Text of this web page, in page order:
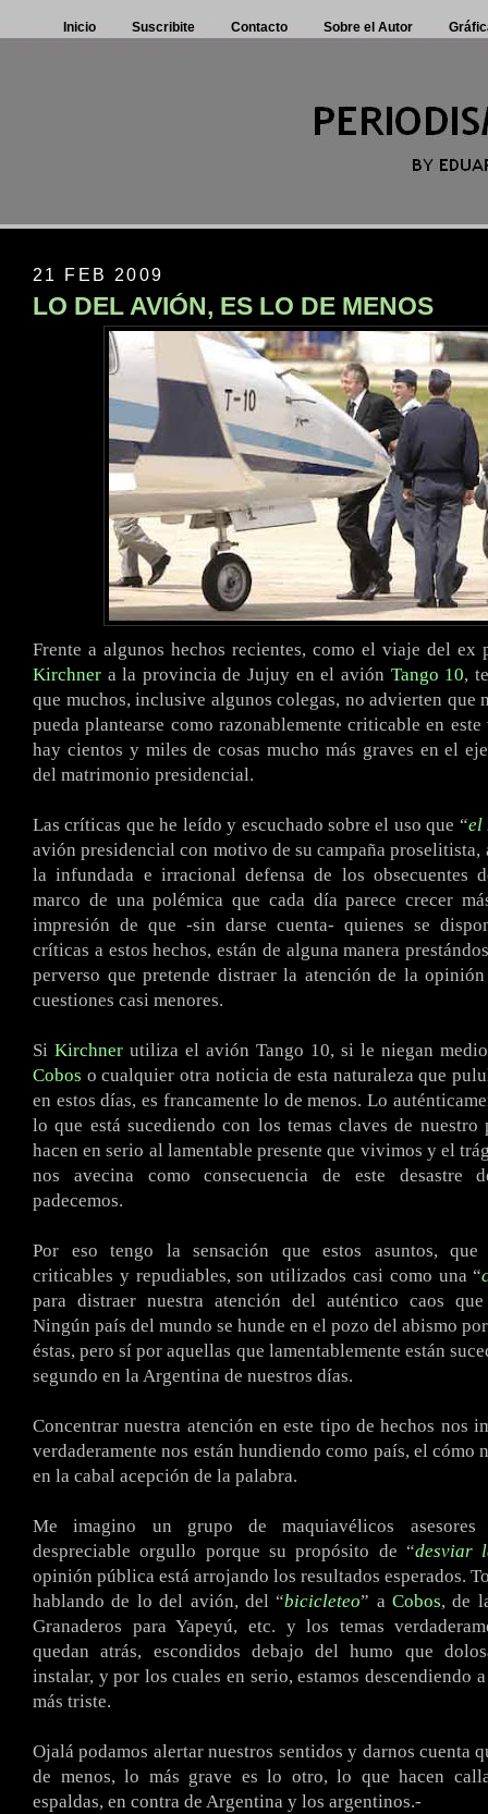
Inicio Suscribite Contacto Sobre el Autor
21 FEB 2009
LO DEL AVIÓN, ES LO DE MENOS
Frente a algunos hechos recientes, como el viaje del ex
Kirchner a la provincia de Jujuy en el avión Tango 10,
que muchos, inclusive algunos colegas, no advierten que
pueda plantearse como razonablemente criticable en este
hay cientos y miles de cosas mucho más graves en el
del matrimonio presidencial.
Las críticas que he leído y escuchado sobre el uso que “el
avión presidencial con motivo de su campaña proselitista,
la infundada e irracional defensa de los obsecuentes
marco de una polémica que cada día parece crecer
impresión de que -sin darse cuenta- quienes se
críticas a estos hechos, están de alguna manera
perverso que pretende distraer la atención de la
cuestiones casi menores.
Si Kirchner utiliza el avión Tango 10, si le niegan
Cobos o cualquier otra noticia de esta naturaleza que
en estos días, es francamente lo de menos. Lo
lo que está sucediendo con los temas claves de nuestro
hacen en serio al lamentable presente que vivimos y el
nos avecina como consecuencia de este desastre
padecemos.
Por eso tengo la sensación que estos asuntos, que
criticables y repudiables, son utilizados casi como una “
para distraer nuestra atención del auténtico caos que
Ningún país del mundo se hunde en el pozo del abismo
éstas, pero sí por aquellas que lamentablemente están
segundo en la Argentina de nuestros días.
Concentrar nuestra atención en este tipo de hechos nos
verdaderamente nos están hundiendo como país, el cómo
en la cabal acepción de la palabra.
Me imagino un grupo de maquiavélicos asesores
despreciable orgullo porque su propósito de “desviar
opinión pública está arrojando los resultados esperados.
hablando de lo del avión, del “bicicleteo” a Cobos, de
Granaderos para Yapeyú, etc. y los temas
quedan atrás, escondidos debajo del humo que
instalar, y por los cuales en serio, estamos descendiendo
más triste.
Ojalá podamos alertar nuestros sentidos y darnos cuenta
de menos, lo más grave es lo otro, lo que hacen
espaldas, en contra de Argentina y los argentinos.-